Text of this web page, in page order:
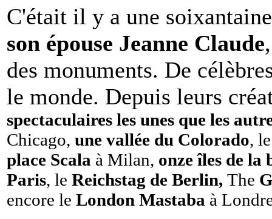
C'était il y a une
son épouse Jeanne Claude
des monuments. De
le monde. Depuis leurs
spectaculaires les unes que les
Chicago, une vallée du Colorado,
place Scala à Milan, onze îles de la
Paris, le Reichstag de Berlin, The
encore le London Mastaba à